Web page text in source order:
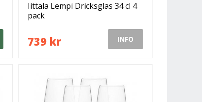
Iittala Lempi Dricksglas 34 cl 4
pack
739 kr INFO